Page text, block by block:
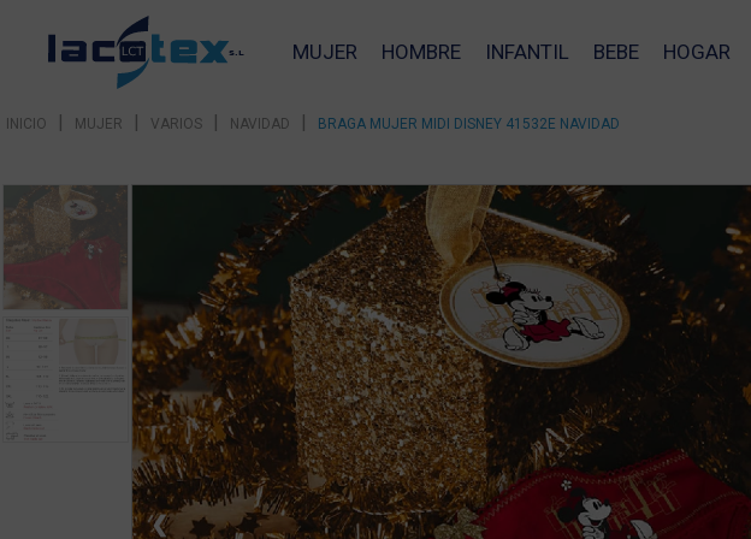
MUJER HOMBRE INFANTIL BEBE HOGAR
INICIO | MUJER | VARIOS | NAVIDAD | BRAGA MUJER MIDI DISNEY 41532E NAVIDAD
❮